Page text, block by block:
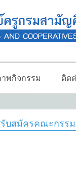
พกิจกรรม ติด
บสมัครคณะกรรม